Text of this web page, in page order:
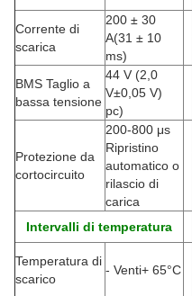
Corrente di
scarica
200 ± 30
A(31 ± 10
ms)
BMS Taglio a
bassa tensione
44 V (2,0
V±0,05 V)
pc)
Protezione da
cortocircuito
200-800 μs
Ripristino
automatico o
rilascio di
carica
Intervalli di temperatura
Temperatura di
scarico
- Venti+ 65°C